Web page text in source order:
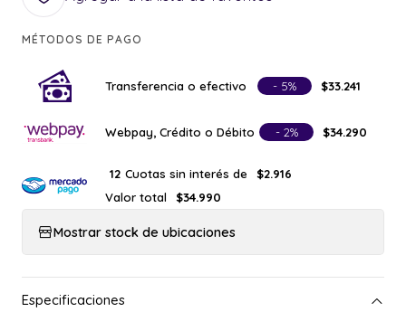
MÉTODOS DE PAGO
Transferencia o efectivo - 5% $33.241
Webpay, Crédito o Débito - 2% $34.290
12 Cuotas sin interés de
$2.916
Valor total
$34.990
Mostrar stock de ubicaciones